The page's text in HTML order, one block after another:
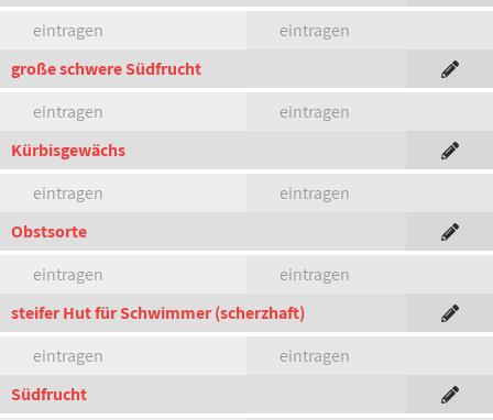
eintragen
eintragen
große schwere Südfrucht
eintragen
eintragen
Kürbisgewächs
eintragen
eintragen
Obstsorte
eintragen
eintragen
steifer Hut für Schwimmer (scherzhaft)
eintragen
eintragen
Südfrucht